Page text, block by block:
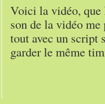
Voici la vidéo,
son de la vidéo
tout avec un script
garder le même